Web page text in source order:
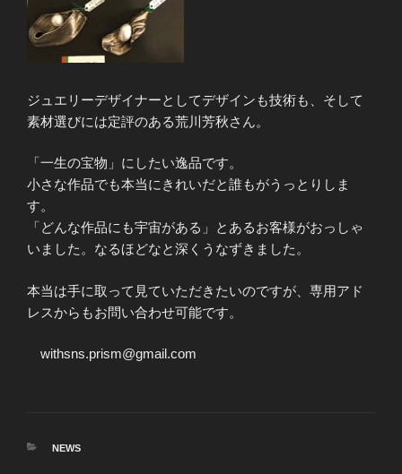
ジュエリーデザイナーとしてデザインも技術も、そして
素材選びには定評のある荒川芳秋さん。
「一生の宝物」にしたい逸品です。
小さな作品でも本当にきれいだと誰もがうっとりしま
す。
「どんな作品にも宇宙がある」とあるお客様がおっしゃ
いました。なるほどなと深くうなずきました。
本当は手に取って見ていただきたいのですが、専用アド
レスからもお問い合わせ可能です。
withsns.prism@gmail.com
カ
NEWS